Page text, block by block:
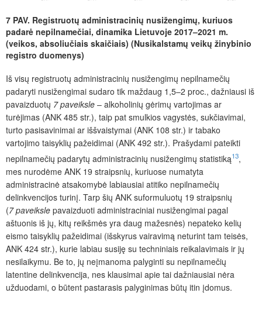
7 PAV. Registruotų administracinių nusižengimų, kuriuos
padarė nepilnamečiai, dinamika Lietuvoje 2017–2021 m.
(veikos, absoliučiais skaičiais) (Nusikalstamų veikų žinybinio
registro duomenys)
Iš visų registruotų administracinių nusižengimų nepilnamečių
padaryti nusižengimai sudaro tik maždaug 1,5–2 proc., dažniausi iš
pavaizduotų 7 paveiksle – alkoholinių gėrimų vartojimas ar
turėjimas (ANK 485 str.), taip pat smulkios vagystės, sukčiavimai,
turto pasisavinimai ar iššvaistymai (ANK 108 str.) ir tabako
vartojimo taisyklių pažeidimai (ANK 492 str.). Prašydami pateikti
nepilnamečių padarytų administracinių nusižengimų statistiką13,
mes nurodėme ANK 19 straipsnių, kuriuose numatyta
administracinė atsakomybė labiausiai atitiko nepilnamečių
delinkvencijos turinį. Tarp šių ANK suformuluotų 19 straipsnių
(7 paveiksle pavaizduoti administraciniai nusižengimai pagal
aštuonis iš jų, kitų reikšmės yra daug mažesnės) nepateko kelių
eismo taisyklių pažeidimai (išskyrus vairavimą neturint tam teisės,
ANK 424 str.), kurie labiau susiję su techniniais reikalavimais ir jų
nesilaikymu. Be to, jų neįmanoma palyginti su nepilnamečių
latentine delinkvencija, nes klausimai apie tai dažniausiai nėra
užduodami, o būtent pastarasis palyginimas būtų itin įdomus.